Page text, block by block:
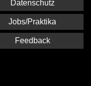
Datenschutz
Jobs/Praktika
Feedback